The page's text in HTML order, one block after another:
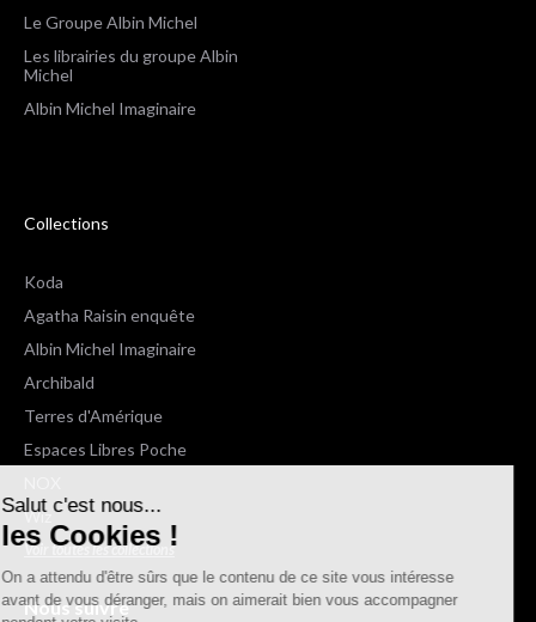
Salut c'est nous...
les Cookies !
On a attendu d'être sûrs que le contenu de ce site vous intéresse
avant de vous déranger, mais on aimerait bien vous accompagner
Le Groupe Albin Michel
Les librairies du groupe Albin
Michel
Albin Michel Imaginaire
Collections
Koda
Agatha Raisin enquête
Albin Michel Imaginaire
Archibald
Terres d'Amérique
Espaces Libres Poche
Wiz
Voir toutes les collections
Nous suivre